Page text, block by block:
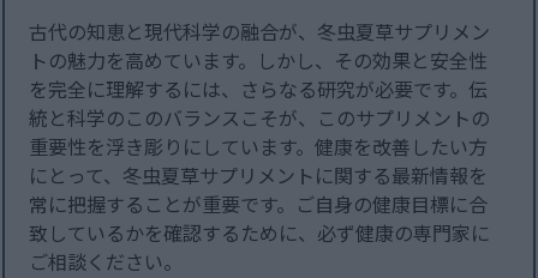
古代の知恵と現代科学の融合が、冬虫夏草サプリメン
トの魅力を高めています。しかし、その効果と安全性
を完全に理解するには、さらなる研究が必要です。伝
統と科学のこのバランスこそが、このサプリメントの
重要性を浮き彫りにしています。健康を改善したい方
にとって、冬虫夏草サプリメントに関する最新情報を
常に把握することが重要です。ご自身の健康目標に合
致しているかを確認するために、必ず健康の専門家に
ご相談ください。